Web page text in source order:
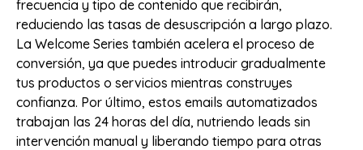
frecuencia y tipo de contenido que recibirán,
reduciendo las tasas de desuscripción a largo plazo.
La Welcome Series también acelera el proceso de
conversión, ya que puedes introducir gradualmente
tus productos o servicios mientras construyes
confianza. Por último, estos emails automatizados
trabajan las 24 horas del día, nutriendo leads sin
intervención manual y liberando tiempo para otras